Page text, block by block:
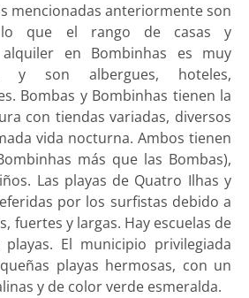
mencionadas anteriormente son
lo que el rango de casas y
en Bombinhas es muy
y son albergues, hoteles,
Bombas y Bombinhas tienen la
con tiendas variadas, diversos
vida nocturna. Ambos tienen
más que las Bombas),
Las playas de Quatro Ilhas y
por los surfistas debido a
fuertes y largas. Hay escuelas de
El municipio privilegiada
playas hermosas, con un
y de color verde esmeralda.